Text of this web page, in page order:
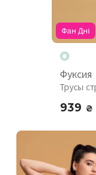
Фан Дні
Фуксия
Трусы
939 ₴